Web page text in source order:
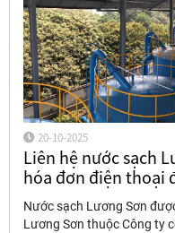
20-10-2025
Liên hệ nước sạch
hóa đơn điện thoại
Nước sạch Lương Sơn
Lương Sơn thuộc Công ty